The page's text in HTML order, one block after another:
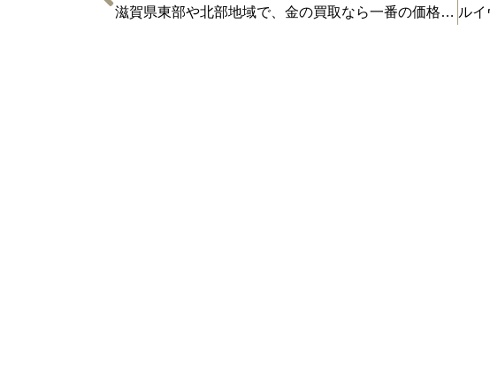
滋賀県東部や北部地域で、金の買取なら一番の価格です！